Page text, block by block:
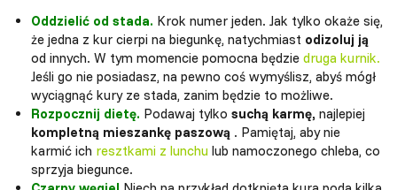
Oddzielić od stada. Krok numer jeden. Jak tylko okaże się,
że jedna z kur cierpi na biegunkę, natychmiast odizoluj ją
od innych. W tym momencie pomocna będzie druga kurnik.
Jeśli go nie posiadasz, na pewno coś wymyślisz, abyś mógł
wyciągnąć kury ze stada, zanim będzie to możliwe.
Rozpocznij dietę. Podawaj tylko suchą karmę, najlepiej
kompletną mieszankę paszową . Pamiętaj, aby nie
karmić ich resztkami z lunchu lub namoczonego chleba, co
sprzyja biegunce.